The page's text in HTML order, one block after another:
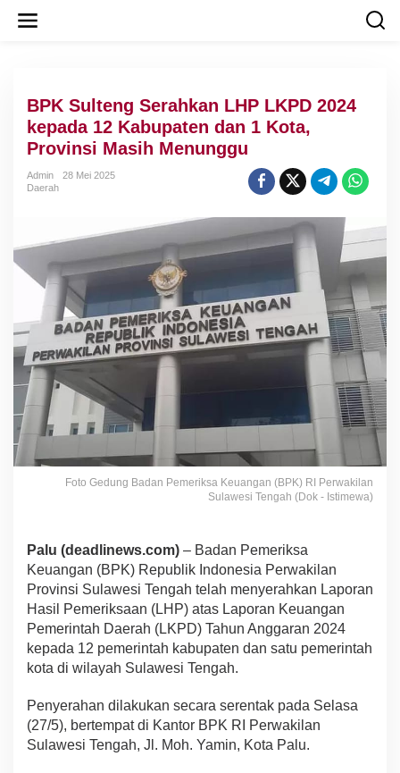
BPK Sulteng Serahkan LHP LKPD 2024
kepada 12 Kabupaten dan 1 Kota,
Provinsi Masih Menunggu
Admin
28 Mei 2025
Daerah
Foto Gedung Badan Pemeriksa Keuangan (BPK) RI Perwakilan
Sulawesi Tengah (Dok - Istimewa)
Palu (deadlinews.com) – Badan Pemeriksa
Keuangan (BPK) Republik Indonesia Perwakilan
Provinsi Sulawesi Tengah telah menyerahkan Laporan
Hasil Pemeriksaan (LHP) atas Laporan Keuangan
Pemerintah Daerah (LKPD) Tahun Anggaran 2024
kepada 12 pemerintah kabupaten dan satu pemerintah
kota di wilayah Sulawesi Tengah.
Penyerahan dilakukan secara serentak pada Selasa
(27/5), bertempat di Kantor BPK RI Perwakilan
Sulawesi Tengah, Jl. Moh. Yamin, Kota Palu.